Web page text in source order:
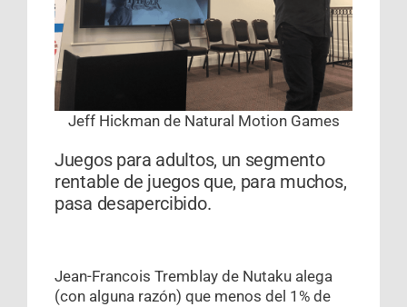
Jeff Hickman de Natural Motion Games
Juegos para adultos, un segmento
rentable de juegos que, para muchos,
pasa desapercibido.
Jean-Francois Tremblay de Nutaku alega
(con alguna razón) que menos del 1% de